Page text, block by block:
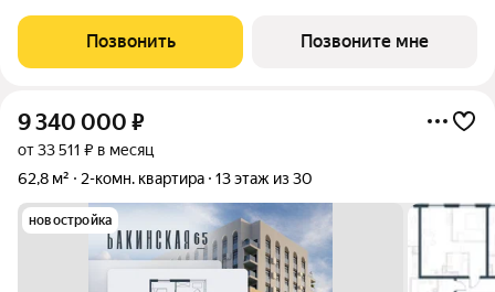
доступности находятся лучшие школы, гимназии и детские
Позвонить Позвоните мне
9 340 000 ₽
от 33 511 ₽ в месяц
62,8 м²
2-комн. квартира 13 этаж из 30
новостройка